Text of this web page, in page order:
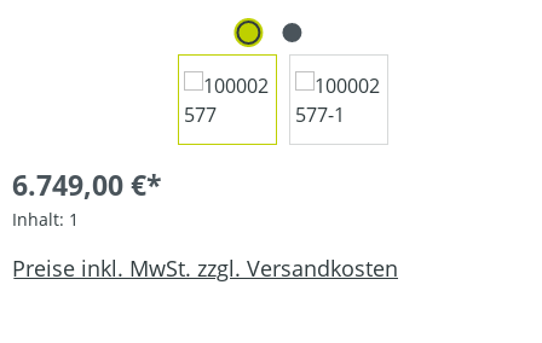
6.749,00 €*
Inhalt: 1
Preise inkl. MwSt. zzgl. Versandkosten